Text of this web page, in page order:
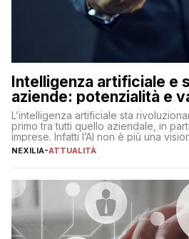
Intelligenza artificiale e
aziende: potenzialità e
L’intelligenza artificiale sta
primo tra tutti quello aziendale, in
imprese. Infatti l’AI non è più una
realtà operativa che sta portando a
operazioni, bensì comporta […]
NEXILIA-ATTUALITÀ